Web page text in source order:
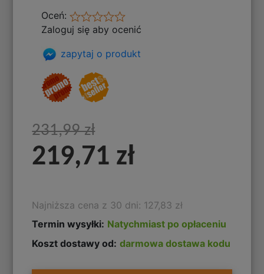
Oceń:
Zaloguj się aby ocenić
zapytaj o produkt
231,99 zł
219,71 zł
Najniższa cena z 30 dni: 127,83 zł
Termin wysyłki: Natychmiast po opłaceniu
Koszt dostawy od: darmowa dostawa kodu